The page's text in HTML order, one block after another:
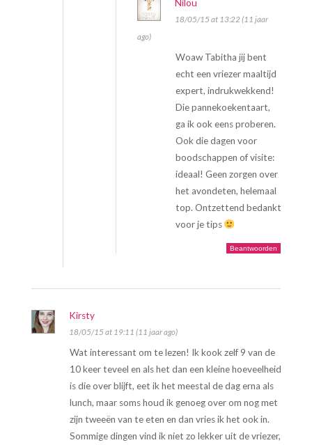
Nilou
18/05/15 at 13:22 (11 jaar
ago)
Woaw Tabitha jij bent
echt een vriezer maaltijd
expert, indrukwekkend!
Die pannekoekentaart,
ga ik ook eens proberen.
Ook die dagen voor
boodschappen of visite:
ideaal! Geen zorgen over
het avondeten, helemaal
top. Ontzettend bedankt
voor je tips
Beantwoorden
Kirsty
18/05/15 at 19:11 (11 jaar ago)
Wat interessant om te lezen! Ik kook zelf 9 van de
10 keer teveel en als het dan een kleine hoeveelheid
is die over blijft, eet ik het meestal de dag erna als
lunch, maar soms houd ik genoeg over om nog met
zijn tweeën van te eten en dan vries ik het ook in.
Sommige dingen vind ik niet zo lekker uit de vriezer,